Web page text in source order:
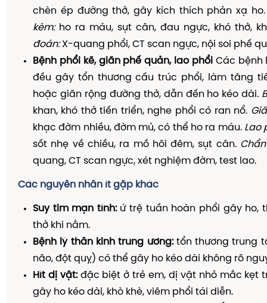
chèn ép đường thở, gây kích thích phản xạ
kèm:ho ra máu, sụt cân, đau ngực, khó thở,
đoán:X-quang phổi, CT scan ngực, nội soi phế
Bệnh phổi kẽ, giãn phế quản, lao phổiCác bệnh
đều gây tổn thương cấu trúc phổi, làm tăng
hoặc giãn rộng đường thở, dẫn đến ho kéo dài.
khan, khó thở tiến triển, nghe phổi có ran nổ.
khạc đờm nhiều, đờm mủ, có thể ho ra máu. Lao
sốt nhẹ về chiều, ra mồ hôi đêm, sụt cân.
quang, CT scan ngực, xét nghiệm đờm, test lao.
Các nguyên nhân ít gặp khác
Suy tim mạn tính:ứ trệ tuần hoàn phổi gây ho,
thở khi nằm.
Bệnh lý thần kinh trung ương:tổn thương trung
não, đột quỵ) có thể gây ho kéo dài không rõ
Hít dị vật:đặc biệt ở trẻ em, dị vật nhỏ mắc kẹt
gây ho kéo dài, khò khè, viêm phổi tái diễn.